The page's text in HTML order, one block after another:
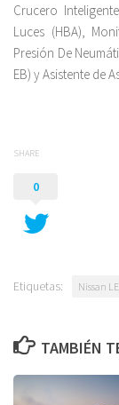
Crucero
Luces (HBA),
Presión De
EB) y Asistente de
SHARE
0
Etiquetas: Nissan
TAMBIÉN